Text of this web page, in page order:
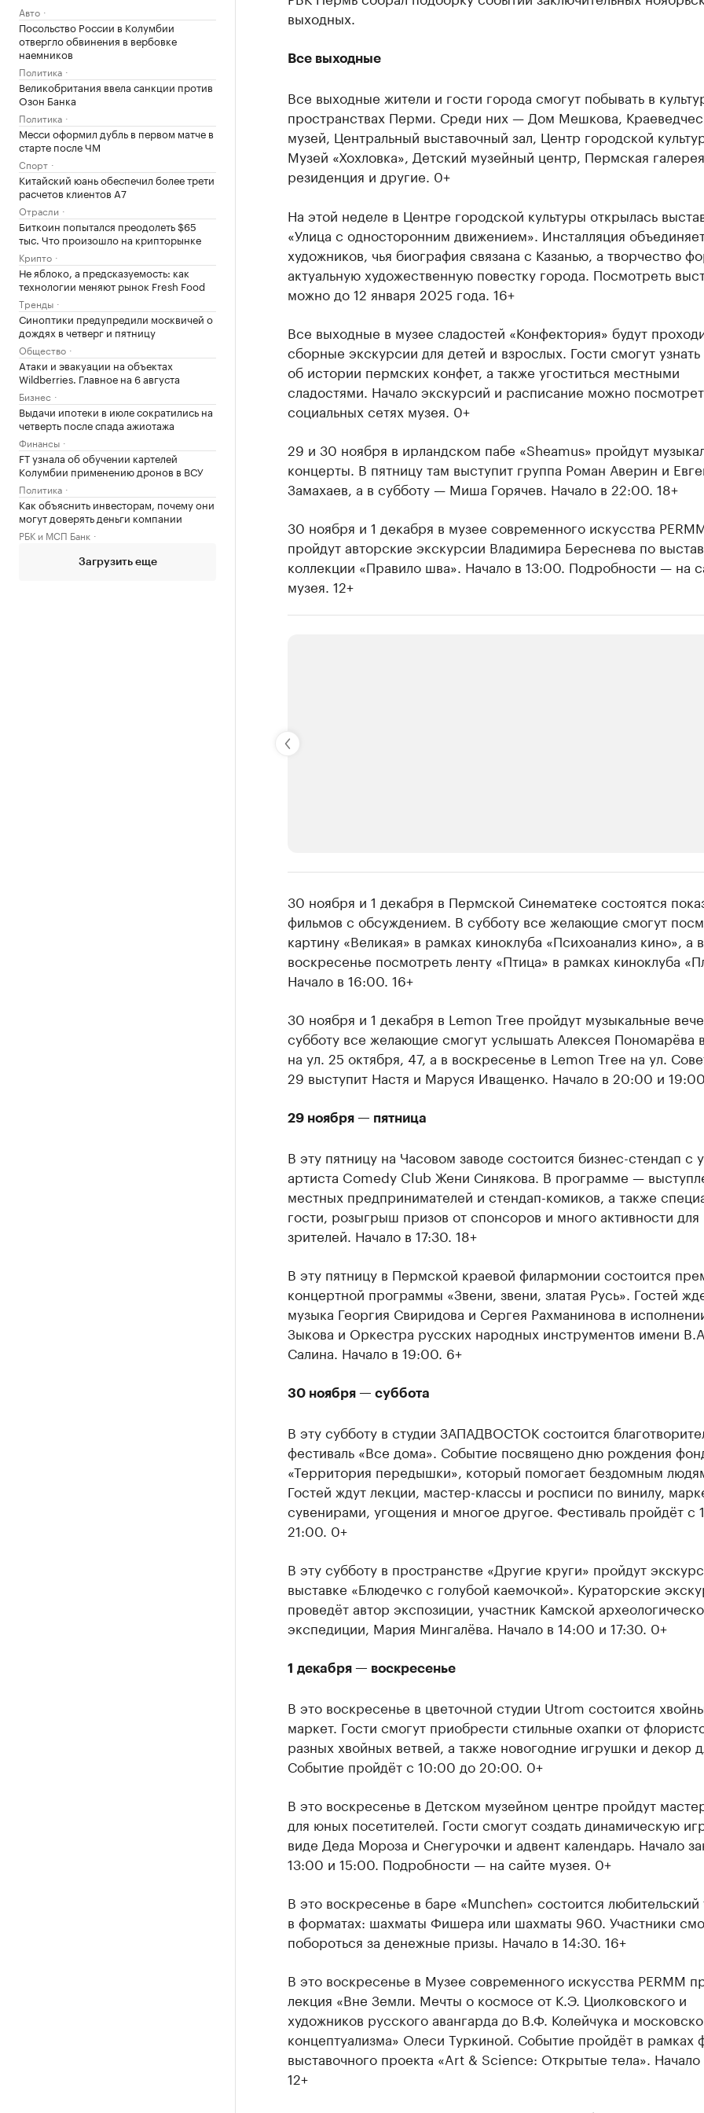
Авто
Посольство России в Колумбии
отвергло обвинения в вербовке
наемников
Политика
Великобритания ввела санкции против
Озон Банка
Политика
Месси оформил дубль в первом матче в
старте после ЧМ
Спорт
Китайский юань обеспечил более трети
расчетов клиентов А7
Отрасли
Биткоин попытался преодолеть $65
тыс. Что произошло на крипторынке
Крипто
Не яблоко, а предсказуемость: как
технологии меняют рынок Fresh Food
Тренды
Синоптики предупредили москвичей о
дождях в четверг и пятницу
Общество
Атаки и эвакуации на объектах
Wildberries. Главное на 6 августа
Бизнес
Выдачи ипотеки в июле сократились на
четверть после спада ажиотажа
Финансы
FT узнала об обучении картелей
Колумбии применению дронов в ВСУ
Политика
Как объяснить инвесторам, почему они
могут доверять деньги компании
РБК и МСП Банк
Загрузить еще
выходных.
Все выходные
Все выходные жители и гости города смогут побывать в
пространствах Перми. Среди них — Дом Мешкова,
музей, Центральный выставочный зал, Центр городской
Музей «Хохловка», Детский музейный центр, Пермская
резиденция и другие. 0+
На этой неделе в Центре городской культуры открылась
«Улица с односторонним движением». Инсталляция
художников, чья биография связана с Казанью, а творчество
актуальную художественную повестку города. Посмотреть
можно до 12 января 2025 года. 16+
Все выходные в музее сладостей «Конфектория» будут
сборные экскурсии для детей и взрослых. Гости смогут
об истории пермских конфет, а также угоститься местными
сладостями. Начало экскурсий и расписание можно
социальных сетях музея. 0+
29 и 30 ноября в ирландском пабе «Sheamus» пройдут
концерты. В пятницу там выступит группа Роман Аверин и
Замахаев, а в субботу — Миша Горячев. Начало в 22:00. 18+
30 ноября и 1 декабря в музее современного искусства
пройдут авторские экскурсии Владимира Береснева по
коллекции «Правило шва». Начало в 13:00. Подробности — на
музея. 12+
Крупные организации в нефтегазовой
Найдите и проверьте данные в каталоге
30 ноября и 1 декабря в Пермской Синематеке состоятся
фильмов с обсуждением. В субботу все желающие смогут
картину «Великая» в рамках киноклуба «Психоанализ кино», а в
воскресенье посмотреть ленту «Птица» в рамках киноклуба
Начало в 16:00. 16+
30 ноября и 1 декабря в Lemon Tree пройдут музыкальные
субботу все желающие смогут услышать Алексея Пономарёва
на ул. 25 октября, 47, а в воскресенье в Lemon Tree на ул.
29 выступит Настя и Маруся Иващенко. Начало в 20:00 и
29 ноября — пятница
В эту пятницу на Часовом заводе состоится бизнес-стендап с
артиста Comedy Club Жени Синякова. В программе —
местных предпринимателей и стендап-комиков, а также
гости, розыгрыш призов от спонсоров и много активности для
зрителей. Начало в 17:30. 18+
В эту пятницу в Пермской краевой филармонии состоится
концертной программы «Звени, звени, златая Русь». Гостей
музыка Георгия Свиридова и Сергея Рахманинова в
Зыкова и Оркестра русских народных инструментов имени В.А.
Салина. Начало в 19:00. 6+
30 ноября — суббота
В эту субботу в студии ЗАПАДВОСТОК состоится
фестиваль «Все дома». Событие посвящено дню рождения
«Территория передышки», который помогает бездомным
Гостей ждут лекции, мастер-классы и росписи по винилу,
сувенирами, угощения и многое другое. Фестиваль пройдёт с
21:00. 0+
В эту субботу в пространстве «Другие круги» пройдут
выставке «Блюдечко с голубой каемочкой». Кураторские
проведёт автор экспозиции, участник Камской
экспедиции, Мария Мингалёва. Начало в 14:00 и 17:30. 0+
1 декабря — воскресенье
В это воскресенье в цветочной студии Utrom состоится
маркет. Гости смогут приобрести стильные охапки от
разных хвойных ветвей, а также новогодние игрушки и декор
Событие пройдёт с 10:00 до 20:00. 0+
В это воскресенье в Детском музейном центре пройдут
для юных посетителей. Гости смогут создать динамическую
виде Деда Мороза и Снегурочки и адвент календарь. Начало
13:00 и 15:00. Подробности — на сайте музея. 0+
В это воскресенье в баре «Munchen» состоится любительский
в форматах: шахматы Фишера или шахматы 960. Участники
побороться за денежные призы. Начало в 14:30. 16+
В это воскресенье в Музее современного искусства PERMM
лекция «Вне Земли. Мечты о космосе от К.Э. Циолковского и
художников русского авангарда до В.Ф. Колейчука и
концептуализма» Олеси Туркиной. Событие пройдёт в рамках
выставочного проекта «Art & Science: Открытые тела». Начало
12+